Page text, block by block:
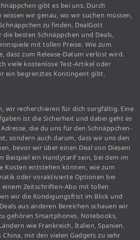
gibt es bei uns. Durch
wissen wir genau, wo wir suchen müssen,
zu finden. DealGott
besten Schnäppchen und Deals,
mit tollen Preise. Wie zum
dass zum Release-Datum verlost wird.
viele kostenlose Test-Artikel oder
ein begrenztes Kontingent gibt.
wir recherchieren für dich sorgfältig. Eine
ist die Sicherheit und dabei geht es
die du uns für den Schnäppchen-
sondern auch darum, dass wir uns den
bevor wir über einen Deal von Diesem
Beispiel ein Handytarif sein, bei dem im
Kosten entstehen können, wie zum
oder voraktivierte Optionen bei
einem Zeitschriften-Abo mit tollen
wir die Kündigungsfrist im Blick und
aus anderen Bereichen schauen wir
gehören Smartphones, Notebooks,
wie Frankreich, Italien, Spanien,
mit den vielen Gadgets zu sehr